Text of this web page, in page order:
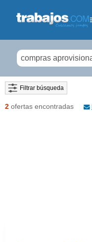
Filtrar búsqueda
2 ofertas encontradas